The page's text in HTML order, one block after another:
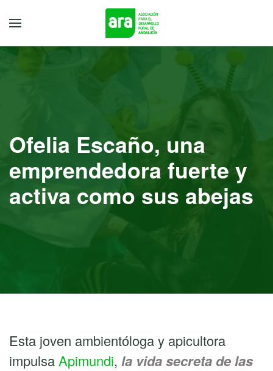
Ofelia Escaño, una
emprendedora fuerte y
activa como sus abejas
Esta joven ambientóloga y apicultora
impulsaApimundi, la vida secreta de las